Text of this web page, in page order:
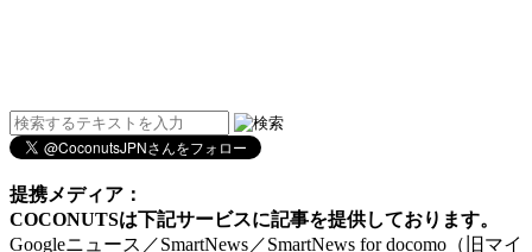
提携メディア：
COCONUTSは下記サービスに記事を提供しております。
Googleニュース／SmartNews／SmartNews for docomo（旧マイ